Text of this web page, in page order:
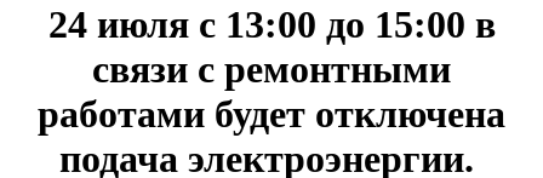
24 июля с 13:00 до 15:00 в
связи с ремонтными
работами будет отключена
подача электроэнергии.